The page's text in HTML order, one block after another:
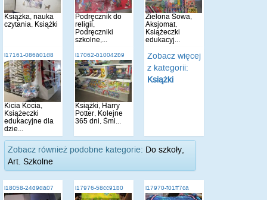
Książka, nauka
czytania, Książki
Podręcznik do
religii,
Podręczniki
szkolne,...
Zielona Sowa,
Aksjomat,
Książeczki
edukacyj...
i17161-086a01d8
Kicia Kocia,
Książeczki
edukacyjne dla
dzie...
i17062-b10042b9
Książki, Harry
Potter, Kolejne
365 dni, Śmi...
Zobacz więcej
z kategorii:
Książki
Zobacz również podobne kategorie: Do szkoły,
Art. Szkolne
i18058-24d9da07 i17976-58cc91b0 i17970-f01ff7ca